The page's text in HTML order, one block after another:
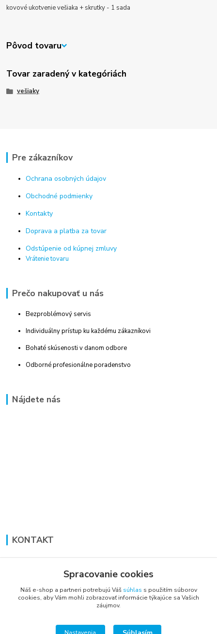
kovové ukotvenie vešiaka + skrutky - 1 sada
Pôvod tovaru
Tovar zaradený v kategóriách
vešiaky
Pre zákazníkov
Ochrana osobných údajov
Obchodné podmienky
Kontakty
Doprava a platba za tovar
Odstúpenie od kúpnej zmluvy
Vrátenie tovaru
Prečo nakupovať u nás
Bezproblémový servis
Individuálny prístup ku každému zákazníkovi
Bohaté skúsenosti v danom odbore
Odborné profesionálne poradenstvo
Nájdete nás
KONTAKT
+421 948 711 774
vsetkoprenabytok@gmail.com
Spracovanie cookies
Náš e-shop a partneri potrebujú Váš súhlas s použitím súborov
cookies, aby Vám mohli zobrazovať informácie týkajúce sa Vašich
záujmov.